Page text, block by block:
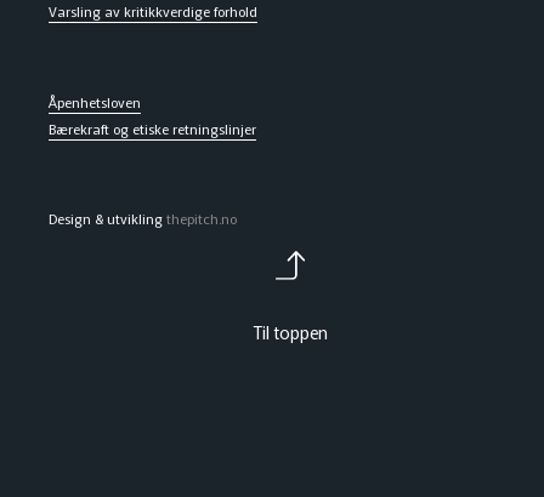
Varsling av kritikkverdige forhold
Åpenhetsloven
Bærekraft og etiske retningslinjer
Design & utviklingthepitch.no
Til toppen